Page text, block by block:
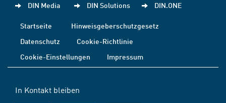
DIN Media DIN Solutions DIN.ONE
Startseite
Hinweisgeberschutzgesetz
Datenschutz
Cookie-Richtlinie
Cookie-Einstellungen
Impressum
In Kontakt bleiben